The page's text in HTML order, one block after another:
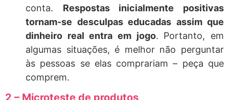
conta. Respostas inicialmente positivas
tornam-se desculpas educadas assim que
dinheiro real entra em jogo. Portanto, em
algumas situações, é melhor não perguntar
às pessoas se elas comprariam – peça que
comprem.
2 – Microteste de produtos